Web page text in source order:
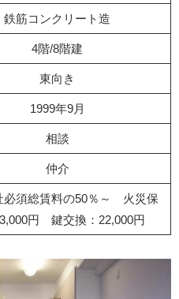
鉄筋コンクリート造
4階/8階建
東向き
1999年9月
相談
仲介
必須総賃料の50％～ 火災保
円 鍵交換：22,000円